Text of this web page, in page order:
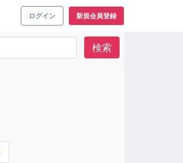
ログイン 新規会員登録
検索